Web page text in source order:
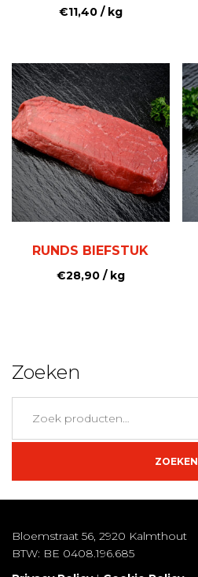
€11,40/ kg
RUNDS BIEFSTUK
€28,90/ kg
Zoeken
naar:
ZOEKEN
Bloemstraat 56, 2920 Kalmthout
BTW: BE 0408.196.685